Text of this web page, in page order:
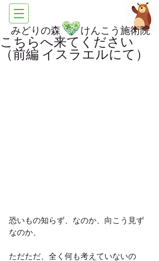
みどりの森 けんこう施術院
こちらへ来てください
（前編 イスラエルにて）
恐いもの知らず、なのか、向こう見ず
なのか、
ただただ、全く何も考えていないの